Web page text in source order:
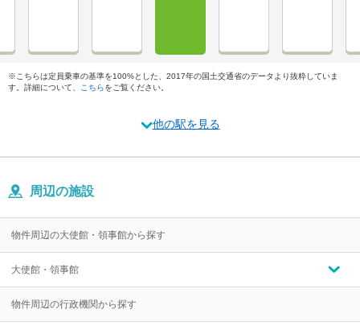
※こちらは定員乗車の基準を100%とした、2017年の国土交通省のデータより抜粋していま
す。詳細について、
こちらをご覧ください。
他の駅を見る
周辺の施設
物件周辺の大使館・領事館から探す
大使館・領事館
物件周辺の行政機関から探す